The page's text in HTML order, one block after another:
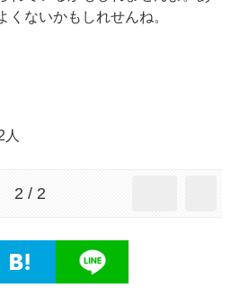
くないかもしれせんね。
2 / 2